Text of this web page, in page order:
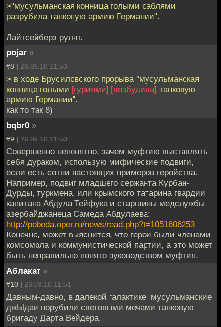
>"мусульманская конница голыми саблями
разрубила танковую армию Германии".
Лайтсейберз рулят.
pojar »
#8 | 26.09.10 11:50
> в ходе Брусиловского прорыва "мусульманская
конница голыми [гуриями] [возбудила] танковую
армию Германии".
как то так 8)
bqbr0 »
#9 | 26.09.10 11:50
Совершенно непонятно, зачем муфтию выставлять
себя дураком, использую мифические подвиги,
если есть сотни настоящих примеров геройства.
Например, подвиг младшего сержанта Курбан-
Дурды, туркмена, или крымского татарина гвардии
капитана Абдула Тейфука и старшины медслужбы
азербайджанеца Самеда Абдулаева:
http://pobeda.oper.ru/news/read.php?t=1051606253
Конечно, может выяснится, что герои были членами
комсомола и коммунистической партии, а это может
быть неправильно понято руководством муфтия.
Аблакат »
#10 | 26.09.10 11:51
Давным-давно, в далекой галактике, мусульманские
джЫдаи порубили световыми мечами танковую
бригаду Дарта Вейдера.